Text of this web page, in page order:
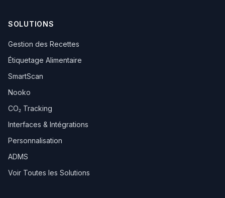
SOLUTIONS
Gestion des Recettes
Étiquetage Alimentaire
SmartScan
Nooko
CO₂ Tracking
Interfaces & Intégrations
Personnalisation
ADMS
Voir Toutes les Solutions